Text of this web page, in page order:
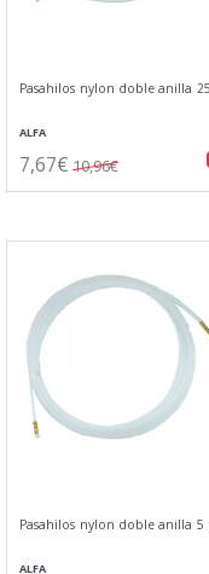
Pasahilos nylon doble anilla
ALFA
7,67€ 10,96€
Pasahilos nylon doble anilla 5
ALFA